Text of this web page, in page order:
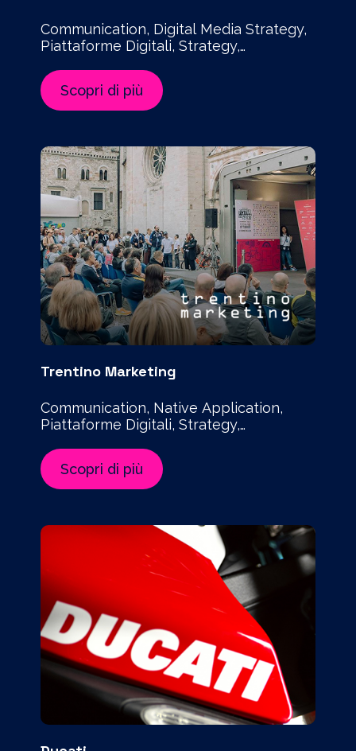
Communication, Digital Media Strategy,
Piattaforme Digitali, Strategy,
Scopri di più
Trentino Marketing
Communication, Native Application,
Piattaforme Digitali, Strategy,
Scopri di più